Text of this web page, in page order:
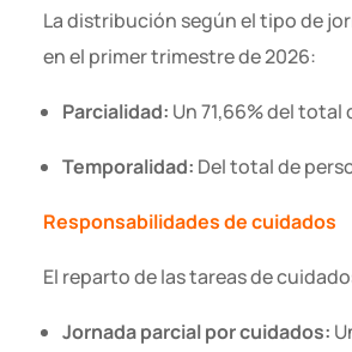
La distribución según el tipo de
en el primer trimestre de 2026:
Parcialidad: Un 71,66% del
Temporalidad: Del total de
Responsabilidades de cuidados
El reparto de las tareas de
Jornada parcial por cuidados: